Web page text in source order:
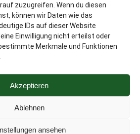
zuzugreifen. Wenn du diesen
können wir Daten wie das
IDs auf dieser Website
Einwilligung nicht erteilst oder
Merkmale und Funktionen
Akzeptieren
Ablehnen
ansehen
Desktop